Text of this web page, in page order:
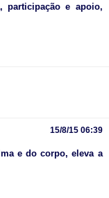
participação e apoio,
15/8/15 06:39
e do corpo, eleva a